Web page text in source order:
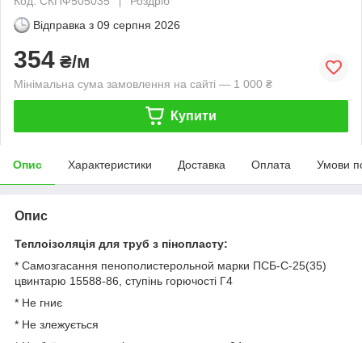
Відправка з 09 серпня 2026
354 ₴/м
Мінімальна сума замовлення на сайті — 1 000 ₴
Купити
Опис Характеристики Доставка Оплата Умови
Опис
Теплоізоляція для труб з пінопласту:
* Самозгасання пенополистерольной марки ПСБ-С-25(35)
цвинтарю 15588-86, ступінь горючості Г4
* Не гниє
* Не злежується